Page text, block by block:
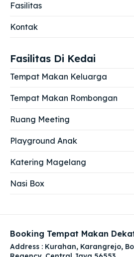
Fasilitas
Kontak
Fasilitas Di Kedai
Tempat Makan Keluarga
Tempat Makan Rombongan
Ruang Meeting
Playground Anak
Katering Magelang
Nasi Box
Booking Tempat Makan
Address : Kurahan, Karangrejo,